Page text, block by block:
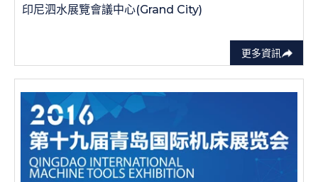
更多資訊
印尼泗水展覽會議中心(Grand City)